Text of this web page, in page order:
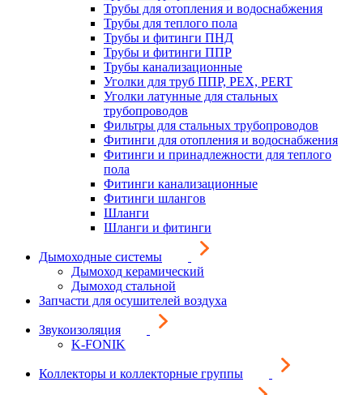
Трубы для отопления и водоснабжения
Трубы для теплого пола
Трубы и фитинги ПНД
Трубы и фитинги ППР
Трубы канализационные
Уголки для труб ППР, PEX, PERT
Уголки латунные для стальных
трубопроводов
Фильтры для стальных трубопроводов
Фитинги для отопления и водоснабжения
Фитинги и принадлежности для теплого
пола
Фитинги канализационные
Фитинги шлангов
Шланги
Шланги и фитинги
Дымоходные системы
Дымоход керамический
Дымоход стальной
Запчасти для осушителей воздуха
Звукоизоляция
K-FONIK
Коллекторы и коллекторные группы